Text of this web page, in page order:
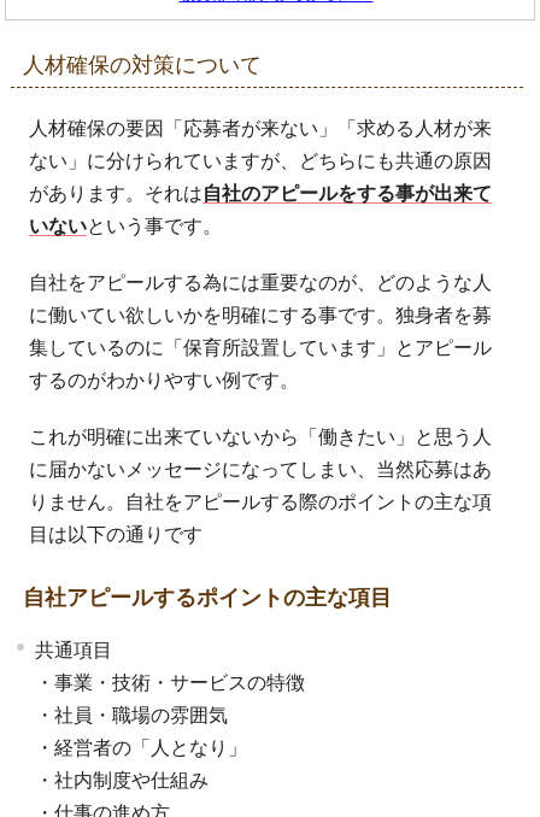
人材確保の対策について
人材確保の要因「応募者が来ない」「求める人材が来
ない」に分けられていますが、どちらにも共通の原因
があります。それは自社のアピールをする事が出来て
いないという事です。
自社をアピールする為には重要なのが、どのような人
に働いてい欲しいかを明確にする事です。独身者を募
集しているのに「保育所設置しています」とアピール
するのがわかりやすい例です。
これが明確に出来ていないから「働きたい」と思う人
に届かないメッセージになってしまい、当然応募はあ
りません。自社をアピールする際のポイントの主な項
目は以下の通りです
自社アピールするポイントの主な項目
共通項目
・事業・技術・サービスの特徴
・社員・職場の雰囲気
・経営者の「人となり」
・社内制度や仕組み
・仕事の進め方